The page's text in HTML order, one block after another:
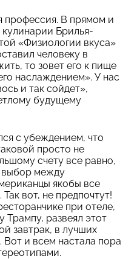
профессия. В прямом и
Брилья-
«Физиологии вкуса»
человеку в
то зовет его к пище
наслаждением». У нас
и так сойдет»,
будущему
с убеждением, что
просто не
счету все равно,
выбор между
якобы все
вот, не предпочтут!
при отеле,
развеял этот
завтрак, в лучших
Вот и всем настала пора